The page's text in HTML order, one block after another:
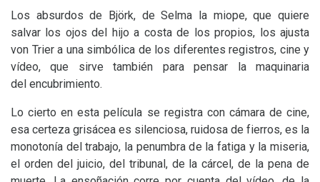
Los absurdos de Björk, de Selma la miope, que quiere
salvar los ojos del hijo a costa de los propios, los ajusta
von Trier a una simbólica de los diferentes registros, cine y
vídeo, que sirve también para pensar la maquinaria
del encubrimiento.
Lo cierto en esta película se registra con cámara de cine,
esa certeza grisácea es silenciosa, ruidosa de fierros, es la
monotonía del trabajo, la penumbra de la fatiga y la miseria,
el orden del juicio, del tribunal, de la cárcel, de la pena de